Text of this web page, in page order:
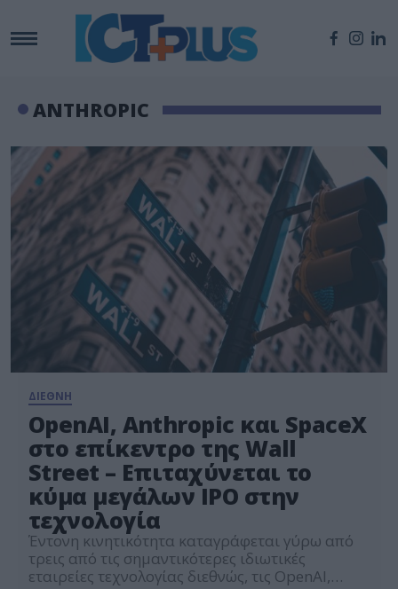
ANTHROPIC
ΔΙΕΘΝΗ
OpenAI, Anthropic και SpaceX
στο επίκεντρο της Wall
Street – Eπιταχύνεται το
κύμα μεγάλων IPO στην
τεχνολογία
Έντονη κινητικότητα καταγράφεται γύρω από
τρεις από τις σημαντικότερες ιδιωτικές
εταιρείες τεχνολογίας διεθνώς, τις OpenAI,